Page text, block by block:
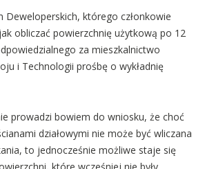
Deweloperskich, którego członkowie
obliczać powierzchnię użytkową po 12
za mieszkalnictwo
i Technologii prośbę o wykładnię
prowadzi bowiem do wniosku, że choć
działowymi nie może być wliczana
to jednocześnie możliwe staje się
które wcześniej nie były